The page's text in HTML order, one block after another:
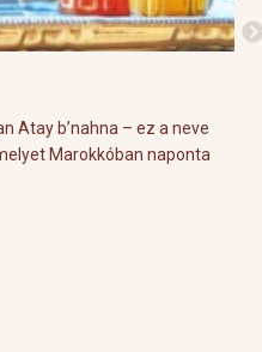
Atay b’nahna – ez a neve
Marokkóban naponta